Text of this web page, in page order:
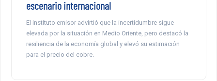
escenario internacional
El instituto emisor advirtió que la incertidumbre sigue
elevada por la situación en Medio Oriente, pero destacó la
resiliencia de la economía global y elevó su estimación
para el precio del cobre.